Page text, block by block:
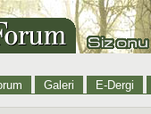
Galeri E-Dergi